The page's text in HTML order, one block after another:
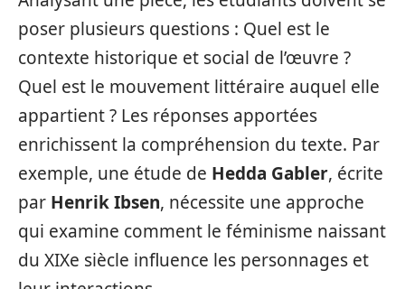
poser plusieurs questions : Quel est le
contexte historique et social de l’œuvre ?
Quel est le mouvement littéraire auquel elle
appartient ? Les réponses apportées
enrichissent la compréhension du texte. Par
exemple, une étude de Hedda Gabler, écrite
par Henrik Ibsen, nécessite une approche
qui examine comment le féminisme naissant
du XIXe siècle influence les personnages et